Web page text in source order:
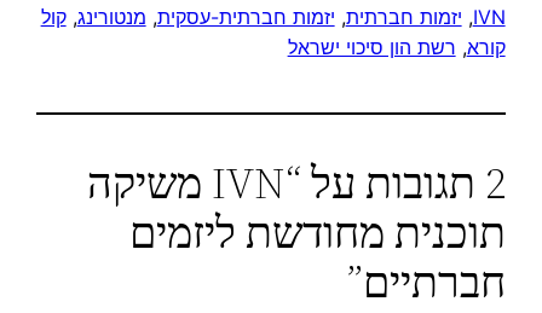
IVN
, יזמות חברתית, יזמות חברתית-עסקית, מנטורינג, קול
קורא, רשת הון סיכוי ישראל
2 תגובות על “IVN משיקה
תוכנית מחודשת ליזמים
חברתיים”